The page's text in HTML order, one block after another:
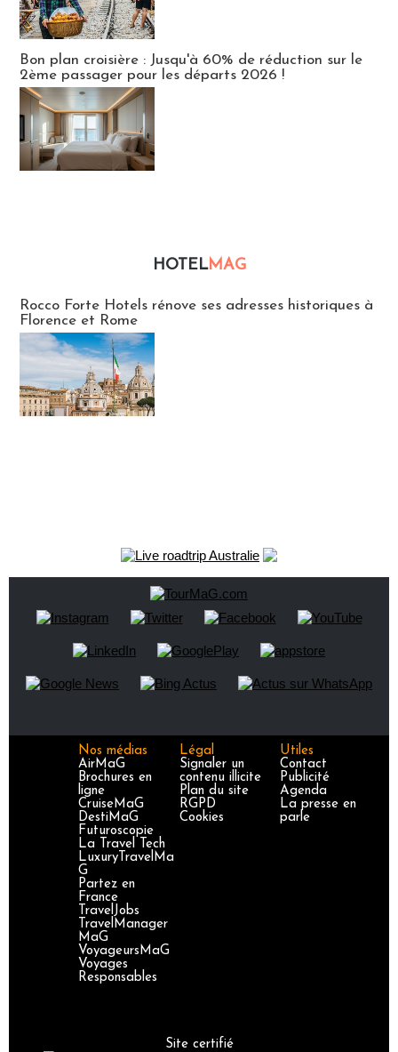
Bon plan croisière : Jusqu'à 60% de réduction sur le
2ème passager pour les départs 2026 !
HOTELMAG
Rocco Forte Hotels rénove ses adresses historiques à
Florence et Rome
Nos médias
AirMaG
Brochures en
ligne
CruiseMaG
DestiMaG
Futuroscopie
La Travel Tech
LuxuryTravelMa
G
Partez en
France
TravelJobs
TravelManager
MaG
VoyageursMaG
Voyages
Responsables
Légal
Signaler un
contenu illicite
Plan du site
RGPD
Cookies
Utiles
Contact
Publicité
Agenda
La presse en
parle
Site certifié